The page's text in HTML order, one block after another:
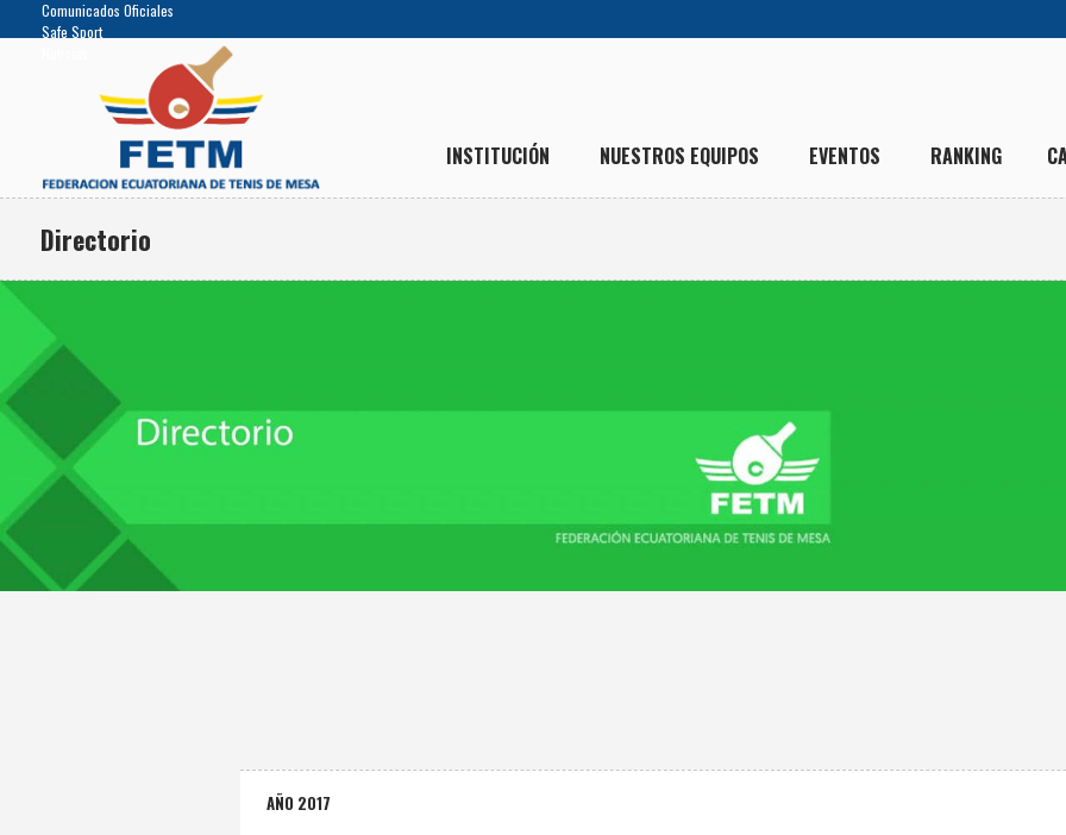
Comunicados Oficiales
Safe Sport
INSTITUCIÓN NUESTROS EQUIPOS EVENTOS RANKING
Directorio
AÑO 2017